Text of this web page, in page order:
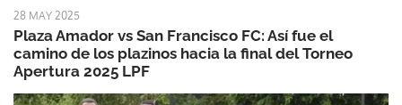
28 MAY 2025
Plaza Amador vs San Francisco FC: Así fue el
camino de los plazinos hacia la final del Torneo
Apertura 2025 LPF